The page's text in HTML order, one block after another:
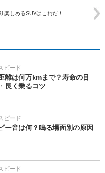
楽しめるSUVはこれだ！
ピード
離は何万kmまで？寿命の目
長く乗るコツ
ピード
ー音は何？鳴る場面別の原因
ピード